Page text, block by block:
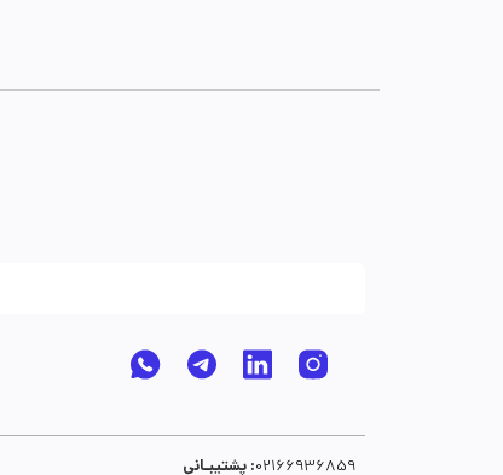
پشتیبـانی :02166936859